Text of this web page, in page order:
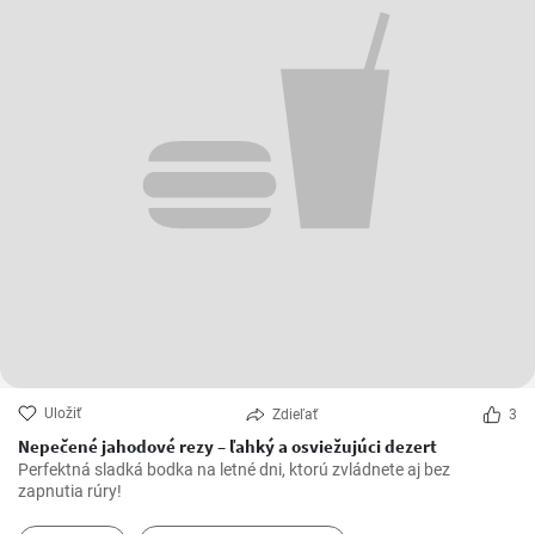
Uložiť Zdieľať 3
Nepečené jahodové rezy – ľahký a osviežujúci dezert
Perfektná sladká bodka na letné dni, ktorú zvládnete aj bez
zapnutia rúry!